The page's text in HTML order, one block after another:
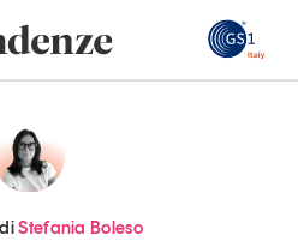
diStefania Boleso